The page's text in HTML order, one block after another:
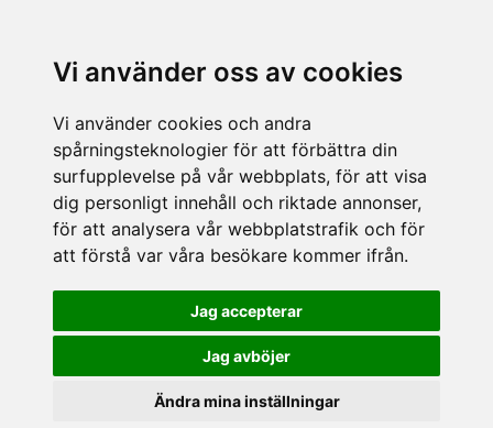
Vi använder oss av cookies
Vi använder cookies och andra
spårningsteknologier för att förbättra din
surfupplevelse på vår webbplats, för att visa
dig personligt innehåll och riktade annonser,
för att analysera vår webbplatstrafik och för
att förstå var våra besökare kommer ifrån.
Jag accepterar
Jag avböjer
Ändra mina inställningar